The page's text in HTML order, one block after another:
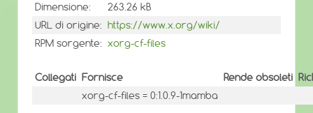
Dimensione:
263.26 kB
URL di origine: https://www.x.org/wiki/
RPM sorgente: xorg-cf-files
Collegati Fornisce Rende obsoleti
xorg-cf-files = 0:1.0.9-1mamba